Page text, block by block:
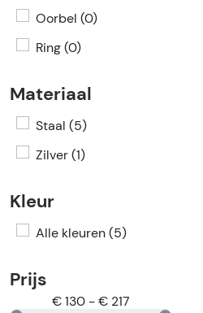
Oorbel (0)
Ring (0)
Materiaal
Staal (5)
Zilver (1)
Kleur
Alle kleuren (5)
Prijs
€ 130 - € 217